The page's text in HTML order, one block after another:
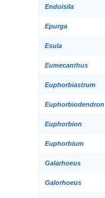
Endoisila
Epurga
Esula
Eumecanthus
Euphorbiastrum
Euphorbiodendron
Euphorbion
Euphorbium
Galarhoeus
Galorhoeus